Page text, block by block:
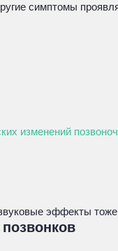
симптомы
изменений
эффекты